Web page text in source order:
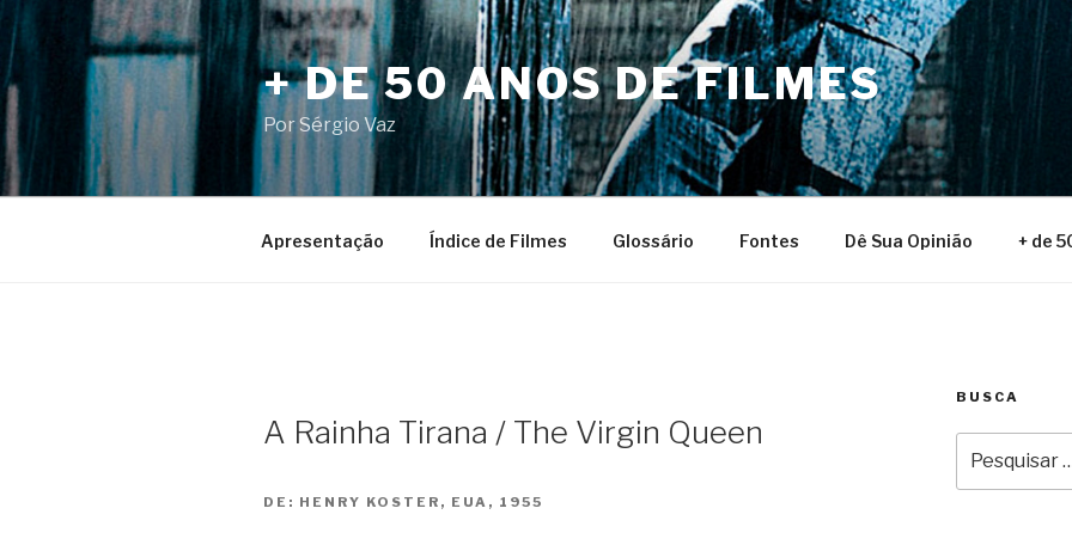
para
o
conteúdo
+ DE 50 ANOS DE FILMES
Por Sérgio Vaz
Apresentação Índice de Filmes Glossário Fontes Dê Sua Opinião + de
A Rainha Tirana / The Virgin Queen
DE: HENRY KOSTER, EUA, 1955
BUSCA
por: